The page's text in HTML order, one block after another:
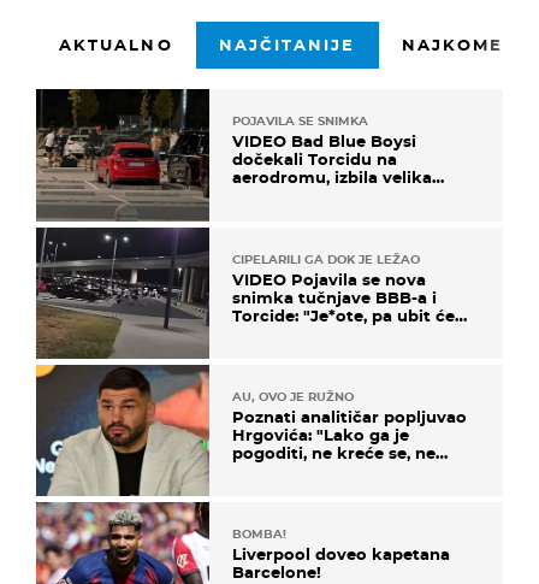
AKTUALNO NAJČITANIJE
POJAVILA SE SNIMKA
VIDEO Bad Blue Boysi
dočekali Torcidu na
aerodromu, izbila velika
CIPELARILI GA DOK JE LEŽAO
VIDEO Pojavila se nova
snimka tučnjave BBB-a i
Torcide: "Je*ote, pa ubit će
AU, OVO JE RUŽNO
Poznati analitičar popljuvao
Hrgovića: "Lako ga je
pogoditi, ne kreće se, ne
BOMBA!
Liverpool doveo kapetana
Barcelone!